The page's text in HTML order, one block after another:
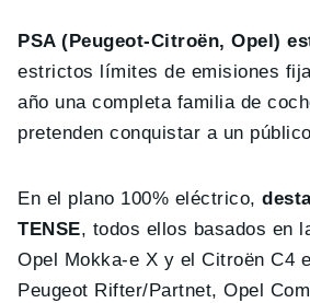
PSA (Peugeot-Citroën, Opel)
estrictos límites de emisiones
año una completa familia de
pretenden conquistar a un
En el plano 100% eléctrico,
TENSE, todos ellos basados en
Opel Mokka-e X y el Citroën C4
Peugeot Rifter/Partnet, Opel